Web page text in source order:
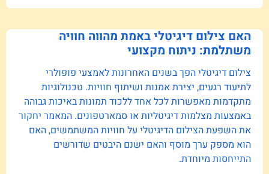
האם צילום דיגיטלי באמת מהווה חוויה
משתלמת: ניתוח מקצועי
צילום דיגיטלי הפך בשנים האחרונות לאמצעי פופולרי
לתיעוד רגעים, יצירת אמנות ושיתוף חוויות. טכנולוגיות
מתקדמות מאפשרות לכל אחד ללכוד תמונות באיכות גבוהה
באמצעות מצלמות דיגיטליות או סמארטפונים. המאמר יחקור
את השפעת הצילום הדיגיטלי על חוויות המשתמשים, האם
הוא מספק ערך מוסף והאם ישנם היבטים שדורשים
התייחסות מיוחדת.